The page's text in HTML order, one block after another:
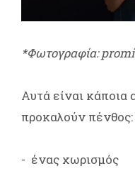
*Φωτογραφία:
Αυτά είναι
προκαλούν πένθος:
- ένας χωρισμός